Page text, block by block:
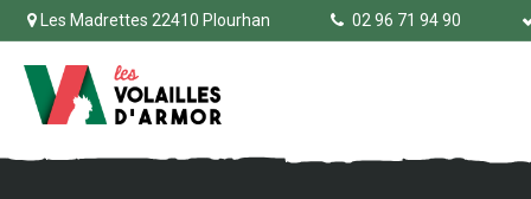
Les Madrettes 22410 Plourhan 02 96 71 94 90